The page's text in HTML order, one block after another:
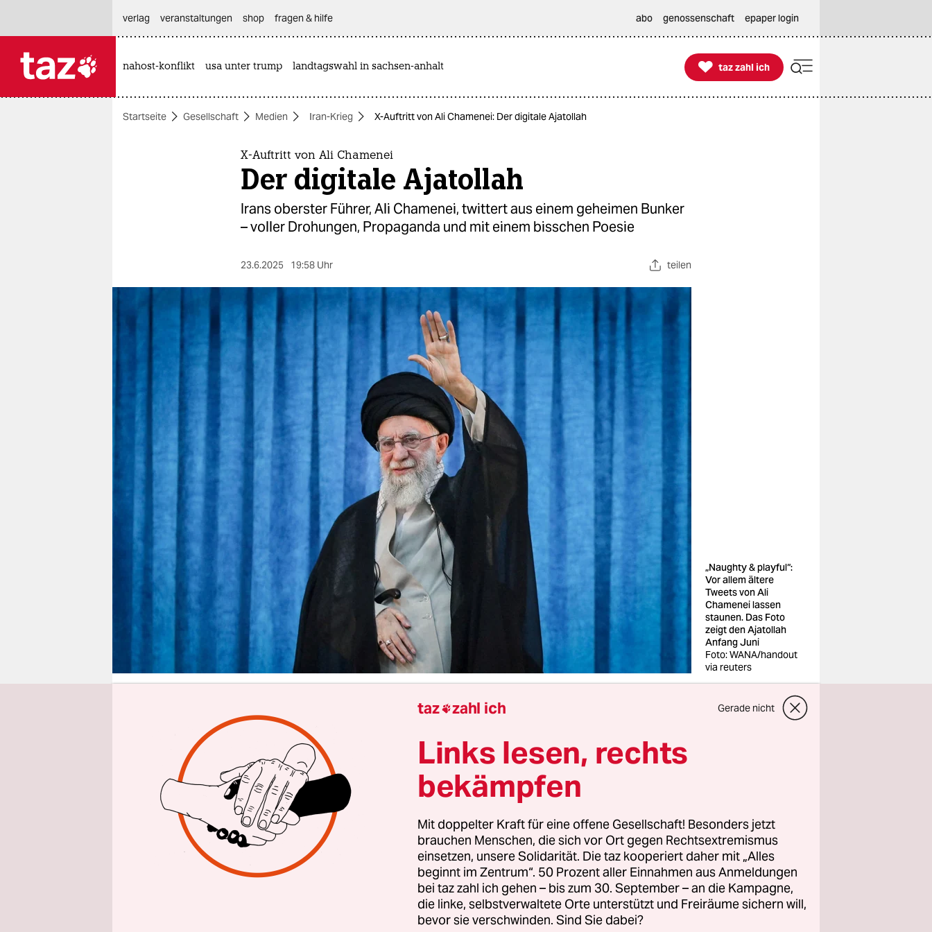
themen
berlin
verlag
veranstaltungen
shop
fragen & hilfe
unterstützen
epaper login
verlag
veranstaltungen shop fragen & hilfe abo genossenschaft epaper login
nahost-konflikt usa unter trump landtagswahl in sachsen-anhalt 
taz zahl ich
taz zahl ich
Startseite Gesellschaft Medien Iran-Krieg X-Auftritt von Ali Chamenei: Der digitale Ajatollah
X-Auftritt von Ali Chamenei
Der digitale Ajatollah
Irans oberster Führer, Ali Chamenei, twittert aus einem geheimen Bunker
– voller Drohungen, Propaganda und mit einem bisschen Poesie
23.6.2025 19:58 Uhr teilen
„Naughty & playful“:
Vor allem ältere
Tweets von Ali
Chamenei lassen
staunen. Das Foto
zeigt den Ajatollah
Anfang Juni
Foto: WANA/handout
via reuters
Von
In welchem Bunker sich Ajatollah Ali Chamenei, Irans oberster Führer,
momentan aufhält, ist in der Islamischen Republik ein gut geschütztes
Staatsgeheimnis. Laut
einem Bericht derNew York Times verzichtet er
bis auf Weiteres auf elektronische Kommunikation, damit er von Israel
schwerer zu finden sei.
Der Ajatollah – die Bezeichnung für einen hochrangigen schiitischen
Geistlichen – regiert Iran seit 1989 und lebt notorisch zurückgezogen.
taz zahl ich Gerade nicht
Links lesen, rechts
bekämpfen
Mit doppelter Kraft für eine offene Gesellschaft! Besonders jetzt
brauchen Menschen, die sich vor Ort gegen Rechtsextremismus
einsetzen, unsere Solidarität. Die taz kooperiert daher mit „Alles
beginnt im Zentrum“. 50 Prozent aller Einnahmen aus Anmeldungen
bei taz zahl ich gehen – bis zum 30. September – an die Kampagne,
die linke, selbstverwaltete Orte unterstützt und Freiräume sichern will,
bevor sie verschwinden. Sind Sie dabei?